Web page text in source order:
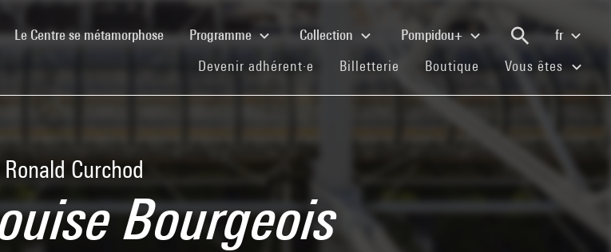
Le Centre se métamorphose(current)Programme Collection Pompidou+
fr
Devenir adhérent·e (current)
Billetterie (current)
Boutique (current)
Vous êtes
Ronald Curchod
Bourgeois